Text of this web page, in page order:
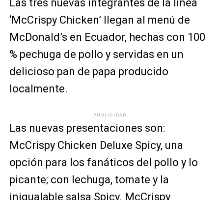
Las tres nuevas integrantes de la línea
‘McCrispy Chicken’ llegan al menú de
McDonald’s en Ecuador, hechas con 100
% pechuga de pollo y servidas en un
delicioso pan de papa producido
localmente.
PUBLICIDAD
Las nuevas presentaciones son:
McCrispy Chicken Deluxe Spicy, una
opción para los fanáticos del pollo y lo
picante; con lechuga, tomate y la
inigualable salsa Spicy. McCrispy